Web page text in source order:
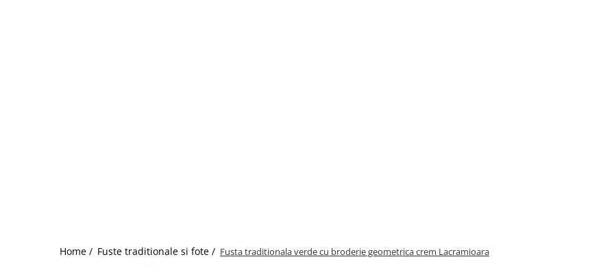
Home / Fuste traditionale si fote / Fusta traditionala verde cu broderie geometrica crem Lacramioara